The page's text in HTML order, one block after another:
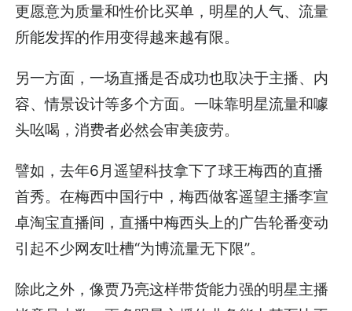
更愿意为质量和性价比买单，明星的人气、流量
所能发挥的作用变得越来越有限。
另一方面，一场直播是否成功也取决于主播、内
容、情景设计等多个方面。一味靠明星流量和噱
头吆喝，消费者必然会审美疲劳。
譬如，去年6月遥望科技拿下了球王梅西的直播
首秀。在梅西中国行中，梅西做客遥望主播李宣
卓淘宝直播间，直播中梅西头上的广告轮番变动
引起不少网友吐槽“为博流量无下限”。
除此之外，像贾乃亮这样带货能力强的明星主播